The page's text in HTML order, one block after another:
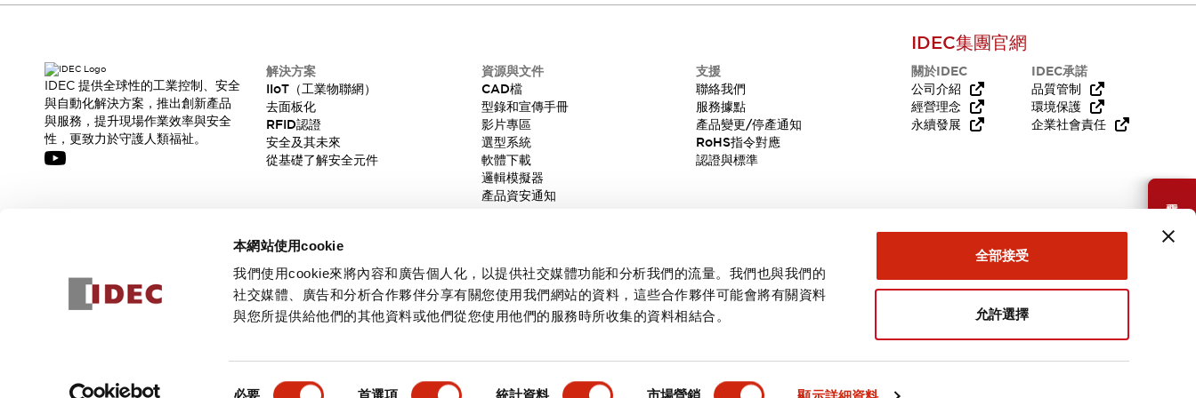
本網站使用cookie
我們使用cookie來將內容和廣告個人化，以提供社交媒體功能和分析我們的流量。我們也與我們的
社交媒體、廣告和分析合作夥伴分享有關您使用我們網站的資料，這些合作夥伴可能會將有關資料
與您所提供給他們的其他資料或他們從您使用他們的服務時所收集的資料相結合。
必要 首選項 統計資料 市場營銷
全部接受
允許選擇
需要幫助嗎？
IDEC 提供全球性的工業控制、安全
與自動化解決方案，推出創新產品
與服務，提升現場作業效率與安全
性，更致力於守護人類福祉。
解決方案
IIoT（工業物聯網）
去面板化
RFID認證
安全及其未來
從基礎了解安全元件
資源與文件
CAD檔
型錄和宣傳手冊
影片專區
選型系統
軟體下載
邏輯模擬器
產品資安通知
支援
聯絡我們
服務據點
產品變更/停產通知
RoHS指令對應
認證與標準
IDEC集團官網
關於IDEC
公司介紹
經營理念
永續發展
IDEC承諾
品質管制
環境保護
企業社會責任
訂閱
隱私權政策使用條款 台灣